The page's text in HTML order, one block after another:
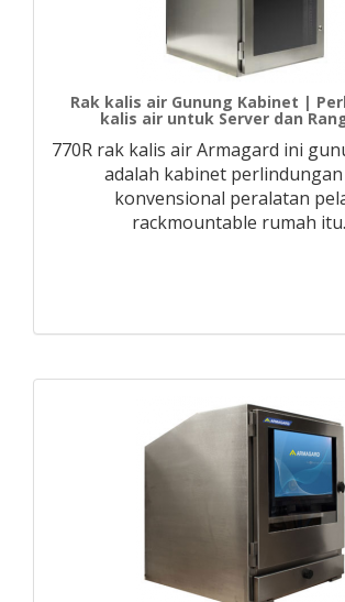
Rak kalis air Gunung Kabinet |
kalis air untuk Server dan
770R rak kalis air Armagard ini
adalah kabinet
konvensional peralatan
rackmountable rumah itu.